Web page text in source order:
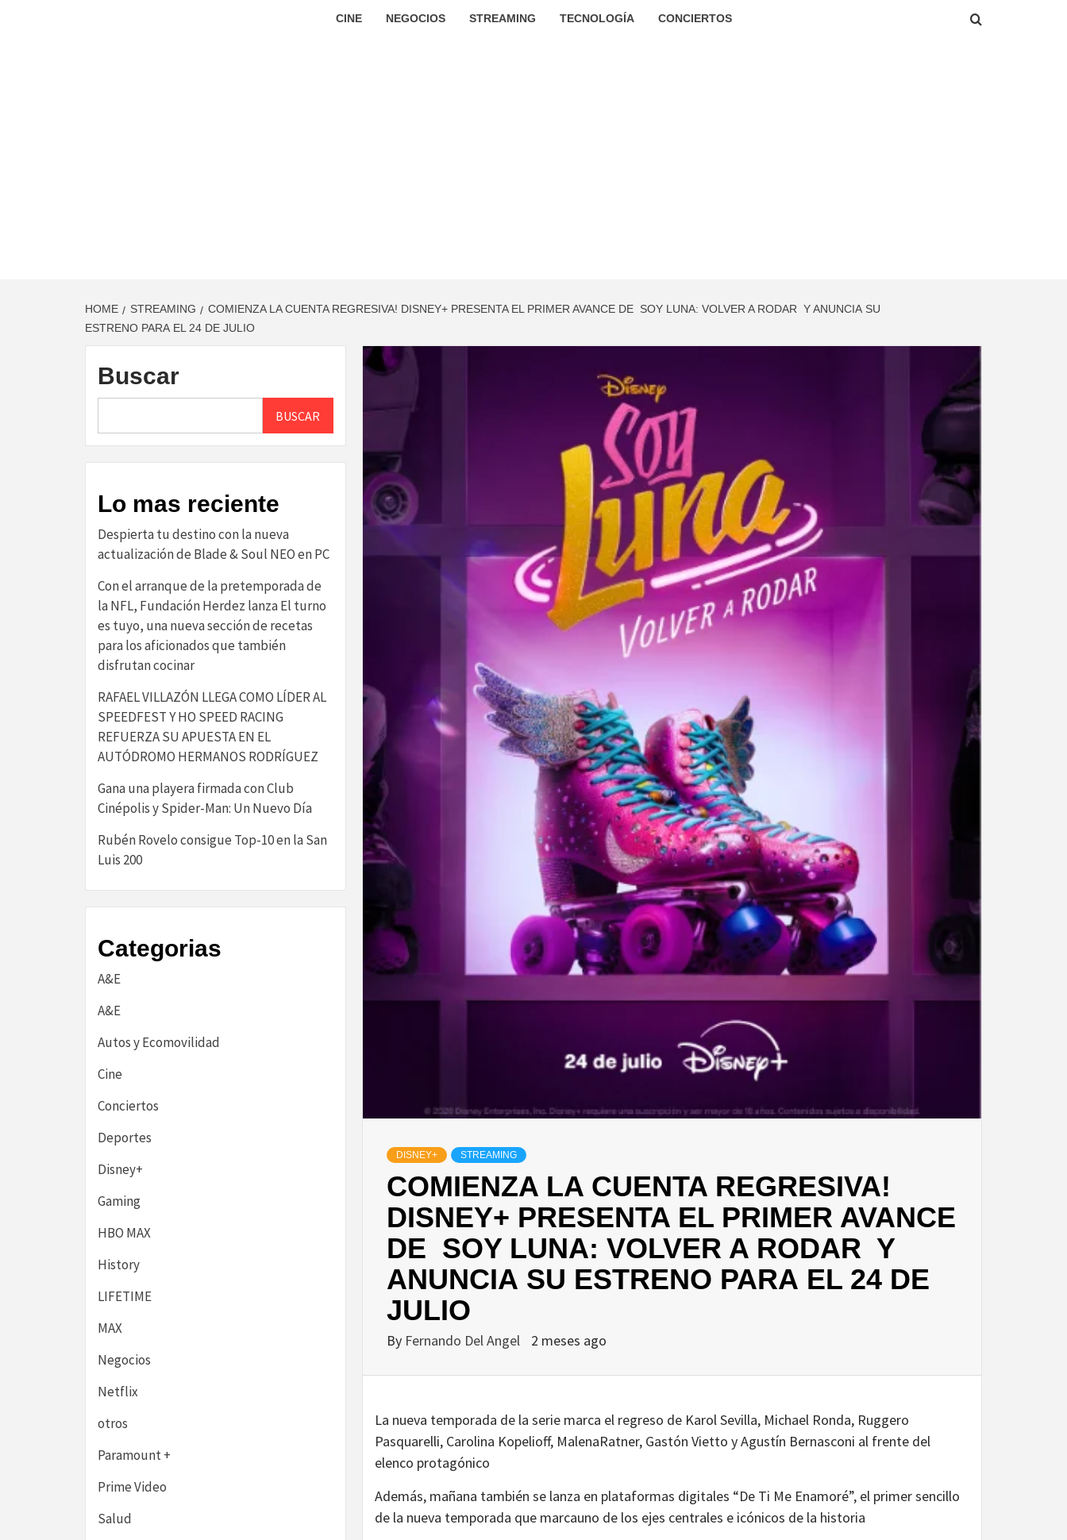
CINE NEGOCIOS STREAMING TECNOLOGÍA CONCIERTOS
HOME STREAMING
COMIENZA LA CUENTA REGRESIVA! DISNEY+ PRESENTA EL PRIMER AVANCE DE SOY LUNA: VOLVER A RODAR Y ANUNCIA SU
ESTRENO PARA EL 24 DE JULIO
DISNEY+ STREAMING
COMIENZA LA CUENTA REGRESIVA!
DISNEY+ PRESENTA EL PRIMER AVANCE
DE SOY LUNA: VOLVER A RODAR Y
ANUNCIA SU ESTRENO PARA EL 24 DE
JULIO
By Fernando Del Angel 2 meses ago
La nueva temporada de la serie marca el regreso de Karol Sevilla, Michael Ronda, Ruggero
Pasquarelli, Carolina Kopelioff, MalenaRatner, Gastón Vietto y Agustín Bernasconi al frente del
elenco protagónico
Además, mañana también se lanza en plataformas digitales “De Ti Me Enamoré”, el primer sencillo
de la nueva temporada que marcauno de los ejes centrales e icónicos de la historia
Buscar
BUSCAR
Lo mas reciente
Despierta tu destino con la nueva
actualización de Blade & Soul NEO en PC
Con el arranque de la pretemporada de
la NFL, Fundación Herdez lanza El turno
es tuyo, una nueva sección de recetas
para los aficionados que también
disfrutan cocinar
RAFAEL VILLAZÓN LLEGA COMO LÍDER AL
SPEEDFEST Y HO SPEED RACING
REFUERZA SU APUESTA EN EL
AUTÓDROMO HERMANOS RODRÍGUEZ
Gana una playera firmada con Club
Cinépolis y Spider-Man: Un Nuevo Día
Rubén Rovelo consigue Top-10 en la San
Luis 200
Categorias
A&E
A&E
Autos y Ecomovilidad
Cine
Conciertos
Deportes
Disney+
Gaming
HBO MAX
History
LIFETIME
MAX
Negocios
Netflix
otros
Paramount +
Prime Video
Salud